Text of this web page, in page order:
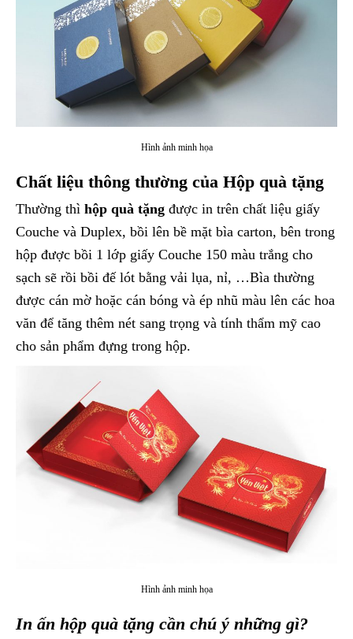
Hình ảnh minh họa
Chất liệu thông thường của Hộp quà tặng
Thường thì hộp quà tặng được in trên chất liệu giấy
Couche và Duplex, bồi lên bề mặt bìa carton, bên trong
hộp được bồi 1 lớp giấy Couche 150 màu trắng cho
sạch sẽ rồi bồi đế lót bằng vải lụa, nỉ, …Bìa thường
được cán mờ hoặc cán bóng và ép nhũ màu lên các hoa
văn để tăng thêm nét sang trọng và tính thẩm mỹ cao
cho sản phẩm đựng trong hộp.
Hình ảnh minh họa
In ấn hộp quà tặng cần chú ý những gì?